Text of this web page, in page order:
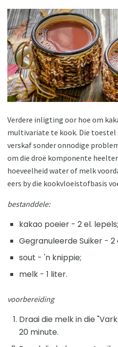
Verdere inligting oor hoe om
multivariate te kook. Die toestel
verskaf sonder onnodige
om die droë komponente
hoeveelheid water of melk
eers by die kookvloeistofbasis
bestanddele:
kakao poeier - 2 el. lepels;
Gegranuleerde Suiker - 2
sout - 'n knippie;
melk - 1 liter.
voorbereiding
Draai die melk in die
20 minute.